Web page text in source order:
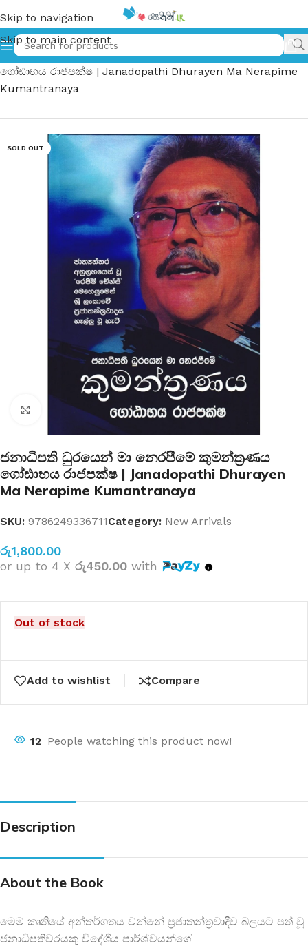
Skip to navigation
Skip to main content
Home»ජනාධිපති ධුරයෙන් මා නෙරපීමේ කුමන්ත්‍රණය
ගෝඪාභය රාජපක්ෂ | Janadopathi Dhurayen Ma Nerapime
Kumantranaya
SOLD OUT
Click to enlarge
ජනාධිපති ධුරයෙන් මා නෙරපීමේ කුමන්ත්‍රණය
ගෝඪාභය රාජපක්ෂ | Janadopathi Dhurayen
Ma Nerapime Kumantranaya
SKU: 9786249336711Category: New Arrivals
රු1,800.00
or up to 4 X රු450.00 with
Out of stock
Add to wishlist Compare
12 People watching this product now!
Description
About the Book
මෙම කෘතියේ අන්තර්ගතය වන්නේ ප්‍රජාතන්ත්‍රවාදීව බලයට පත් වූ
ජනාධිපතිවරයකු විදේශීය පාර්ශ්වයන්ගේ